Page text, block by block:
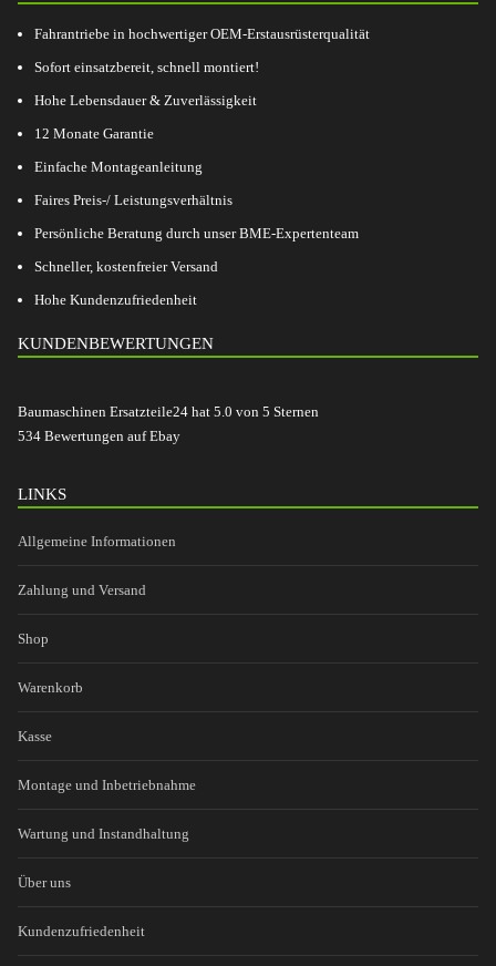
Fahrantriebe in hochwertiger OEM-Erstausrüsterqualität
Sofort einsatzbereit, schnell montiert!
Hohe Lebensdauer & Zuverlässigkeit
12 Monate Garantie
Einfache Montageanleitung
Faires Preis-/ Leistungsverhältnis
Persönliche Beratung durch unser BME-Expertenteam
Schneller, kostenfreier Versand
Hohe Kundenzufriedenheit
KUNDENBEWERTUNGEN
Baumaschinen Ersatzteile24 hat 5.0 von 5 Sternen
534 Bewertungen auf Ebay
LINKS
Allgemeine Informationen
Zahlung und Versand
Shop
Warenkorb
Kasse
Montage und Inbetriebnahme
Wartung und Instandhaltung
Über uns
Kundenzufriedenheit